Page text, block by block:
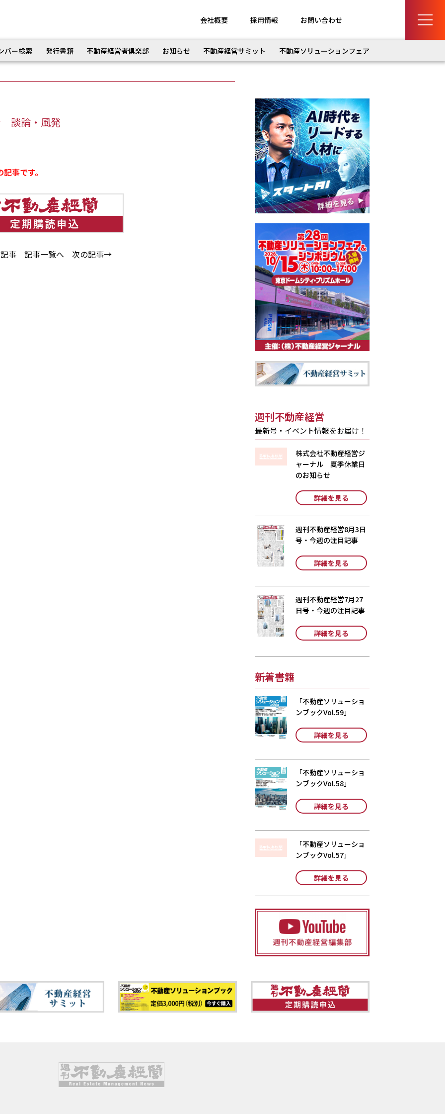
会社概要 採用情報 お問い合わせ
バー検索 発行書籍 不動産経営者倶楽部 お知らせ 不動産経営サミット 不動産ソリューションフェア
談論・風発
事です。
事 記事一覧へ 次の記事→
週刊不動産経営
最新号・イベント情報をお届け！
株式会社不動産経営ジ
ャーナル 夏季休業日
のお知らせ
詳細を見る
週刊不動産経営8月3日
号・今週の注目記事
詳細を見る
週刊不動産経営7月27
日号・今週の注目記事
詳細を見る
新着書籍
「不動産ソリューショ
ンブックVol.59」
詳細を見る
「不動産ソリューショ
ンブックVol.58」
詳細を見る
「不動産ソリューショ
ンブックVol.57」
詳細を見る